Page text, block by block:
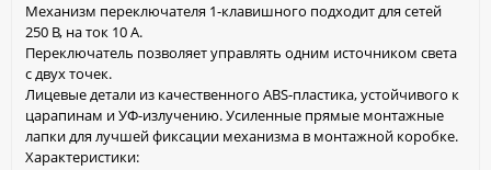
Механизм переключателя 1-клавишного подходит для сетей
250 В, на ток 10 А.
Переключатель позволяет управлять одним источником света
с двух точек.
Лицевые детали из качественного ABS-пластика, устойчивого к
царапинам и УФ-излучению. Усиленные прямые монтажные
лапки для лучшей фиксации механизма в монтажной коробке.
Характеристики: